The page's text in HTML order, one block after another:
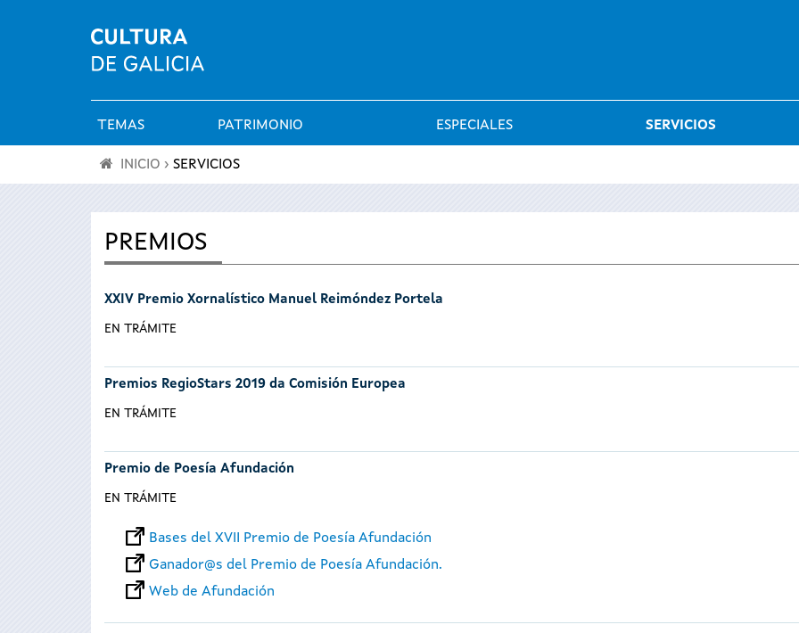
Menú
principal
TEMAS PATRIMONIO ESPECIALES SERVICIOS
encuentra
aquí
INICIO › SERVICIOS
PREMIOS
XXIV Premio Xornalístico Manuel Reimóndez Portela
EN TRÁMITE
Premios RegioStars 2019 da Comisión Europea
EN TRÁMITE
Premio de Poesía Afundación
EN TRÁMITE
Bases del XVII Premio de Poesía Afundación
Ganador@s del Premio de Poesía Afundación.
Web de Afundación